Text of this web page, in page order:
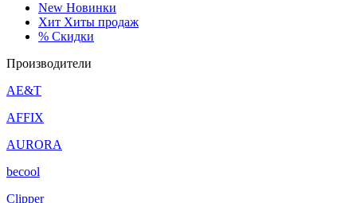
New Новинки
Хит Хиты продаж
% Скидки
Производители
AE&T
AFFIX
AURORA
becool
Clipper